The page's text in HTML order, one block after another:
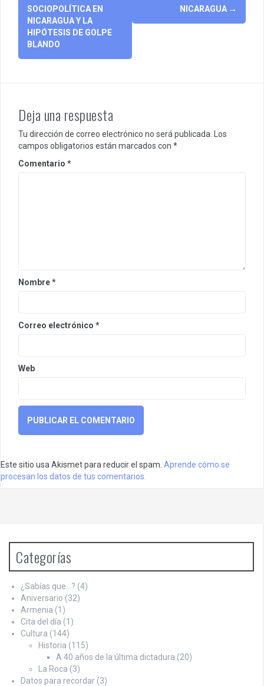
navigation
SOCIOPOLÍTICA EN
NICARAGUA Y LA
HIPÓTESIS DE GOLPE
BLANDO
NICARAGUA →
Deja una respuesta
Tu dirección de correo electrónico no será publicada.
Los
campos obligatorios están marcados con *
Comentario *
Nombre*
Correo electrónico *
Web
Este sitio usa Akismet para reducir el spam. Aprende cómo se
procesan los datos de tus comentarios.
Categorías
¿Sabías que…? (4)
Aniversario (32)
Armenia (1)
Cita del día (1)
Cultura (144)
Historia (115)
A 40 años de la última dictadura (20)
La Roca (3)
Datos para recordar (3)